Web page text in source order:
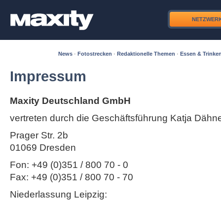
News · Fotostrecken · Redaktionelle Themen · Essen &
Impressum
Maxity Deutschland GmbH
vertreten durch die Geschäftsführung Katja
Prager Str. 2b
01069 Dresden
Fon: +49 (0)351 / 800 70 - 0
Fax: +49 (0)351 / 800 70 - 70
Niederlassung Leipzig: